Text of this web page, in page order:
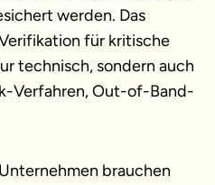
werden. Das
für kritische
technisch, sondern auch
Verfahren, Out-of-Band-
Unternehmen brauchen